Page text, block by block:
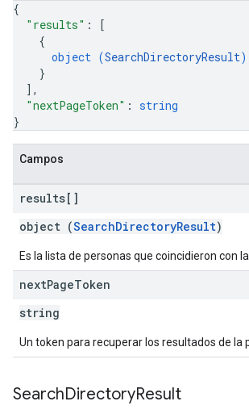
{
"results" :
[
{
object (SearchDirectoryResult)
}
] ,
"nextPageToken" : string
}
Campos
results[]
object (SearchDirectoryResult)
Es la lista de personas que coincidieron con
nextPageToken
string
Un token para recuperar los resultados de la
SearchDirectoryResult